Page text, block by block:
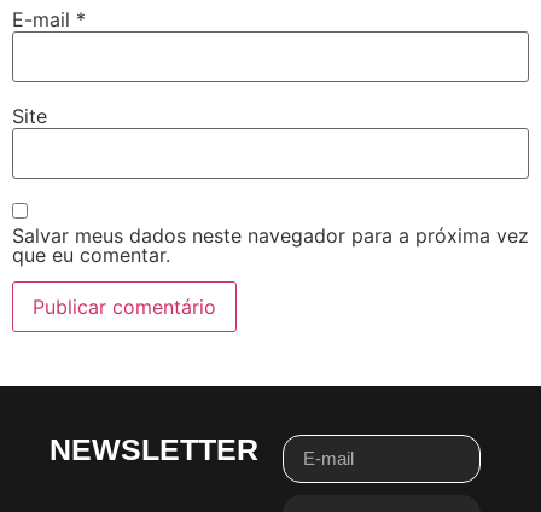
E-mail *
Site
Salvar meus dados neste navegador para a próxima vez
que eu comentar.
NEWSLETTER